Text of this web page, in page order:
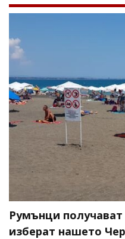
Румънци получават
изберат нашето